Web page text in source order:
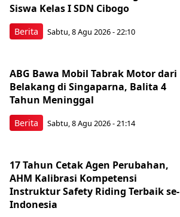
Berita
Siswa Kelas I SDN Cibogo
Sabtu, 8 Agu 2026 - 22:10
Berita
ABG Bawa Mobil Tabrak Motor dari
Belakang di Singaparna, Balita 4
Tahun Meninggal
Sabtu, 8 Agu 2026 - 21:14
17 Tahun Cetak Agen Perubahan,
AHM Kalibrasi Kompetensi
Instruktur Safety Riding Terbaik se-
Indonesia